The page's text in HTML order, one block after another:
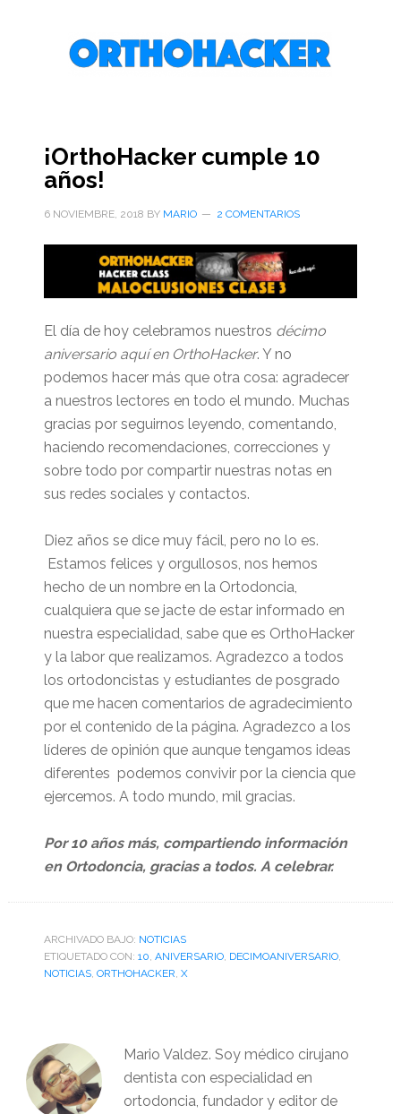
¡OrthoHacker cumple 10
años!
6 NOVIEMBRE, 2018 BY MARIO 2 COMENTARIOS
El día de hoy celebramos nuestros décimo
aniversario aquí en OrthoHacker. Y no
podemos hacer más que otra cosa: agradecer
a nuestros lectores en todo el mundo. Muchas
gracias por seguirnos leyendo, comentando,
haciendo recomendaciones, correcciones y
sobre todo por compartir nuestras notas en
sus redes sociales y contactos.
Diez años se dice muy fácil, pero no lo es.
Estamos felices y orgullosos, nos hemos
hecho de un nombre en la Ortodoncia,
cualquiera que se jacte de estar informado en
nuestra especialidad, sabe que es OrthoHacker
y la labor que realizamos. Agradezco a todos
los ortodoncistas y estudiantes de posgrado
que me hacen comentarios de agradecimiento
por el contenido de la página. Agradezco a los
líderes de opinión que aunque tengamos ideas
diferentes podemos convivir por la ciencia que
ejercemos. A todo mundo, mil gracias.
Por 10 años más, compartiendo información
en Ortodoncia, gracias a todos. A celebrar.
ARCHIVADO BAJO: NOTICIAS
ETIQUETADO CON: 10 ANIVERSARIO, DECIMOANIVERSARIO,
NOTICIAS, ORTHOHACKER X
Mario Valdez. Soy médico cirujano
dentista con especialidad en
ortodoncia, fundador y editor de